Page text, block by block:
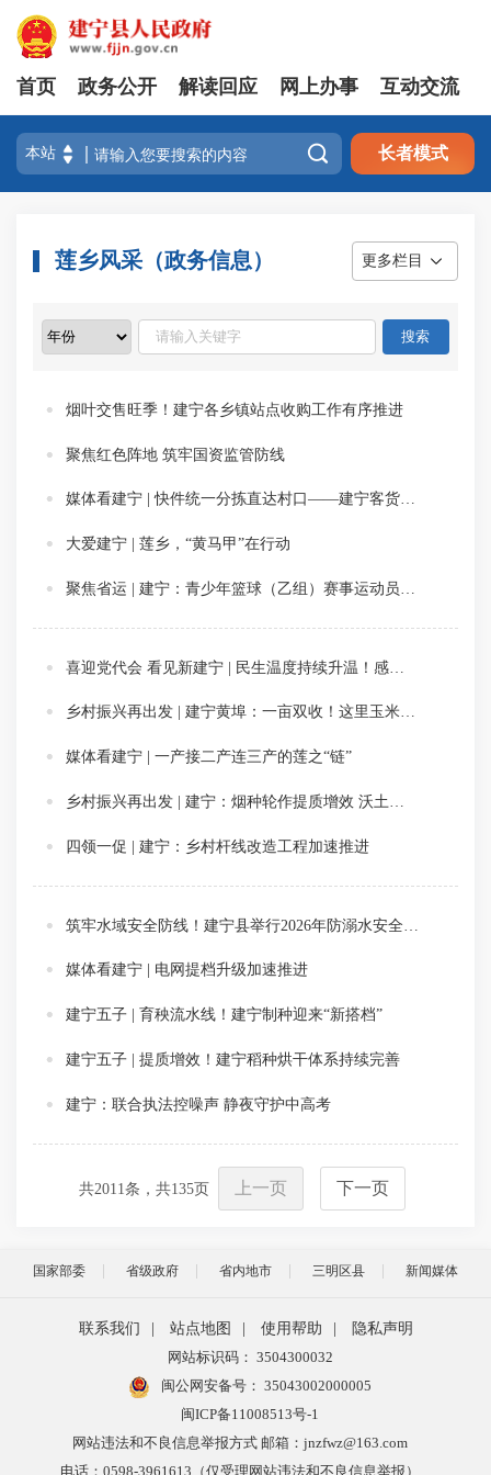
首页 政务公开 解读回应 网上办事 互动交流
 长者模式
莲乡风采（政务信息） 更多栏目
烟叶交售旺季！建宁各乡镇站点收购工作有序推进
聚焦红色阵地 筑牢国资监管防线
媒体看建宁 | 快件统一分拣直达村口——建宁客货邮融合再添新模式
大爱建宁 | 莲乡，“黄马甲”在行动
乡村振兴再出发 | 建宁黄埠：一亩双收！这里玉米种出田间好“丰”景
媒体看建宁 | 一产接二产连三产的莲之“链”
乡村振兴再出发 | 建宁：烟种轮作提质增效 沃土孕育丰收新希望
四领一促 | 建宁：乡村杆线改造工程加速推进
媒体看建宁 | 电网提档升级加速推进
建宁五子 | 育秧流水线！建宁制种迎来“新搭档”
建宁五子 | 提质增效！建宁稻种烘干体系持续完善
建宁：联合执法控噪声 静夜守护中高考
共2011条，共135页 上一页 下一页
国家部委 省级政府 省内地市 三明区县 新闻媒体
联系我们 | 站点地图 | 使用帮助 |
隐私声明
网站标识码： 3504300032
闽公网安备号： 35043002000005
闽ICP备11008513号-1
网站违法和不良信息举报方式 邮箱：jnzfwz@163.com
电话：0598-3961613（仅受理网站违法和不良信息举报）